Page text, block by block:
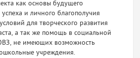
как основы будущего
и личного благополучия
для творческого развития
а так же помощь в социальной
не имеющих возможность
учреждения.